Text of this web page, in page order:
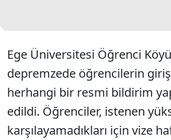
Ege Üniversitesi Öğrenci
depremzede öğrencilerin
herhangi bir resmi bildirim
edildi. Öğrenciler, istenen
karşılayamadıkları için vize